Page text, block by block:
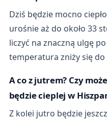
Dziś będzie mocno
urośnie aż do około 33
liczyć na znaczną ulgę
temperatura zniży się do
A co z jutrem? Czy
będzie cieplej w
Z kolei jutro będzie